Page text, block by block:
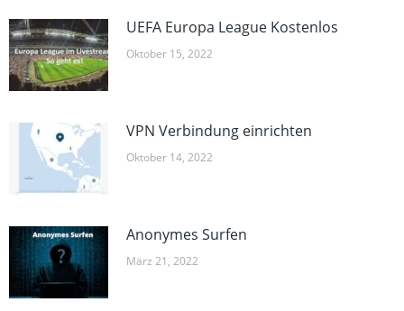
UEFA Europa League Kostenlos
Oktober 15, 2022
VPN Verbindung einrichten
Oktober 14, 2022
Anonymes Surfen
März 21, 2022